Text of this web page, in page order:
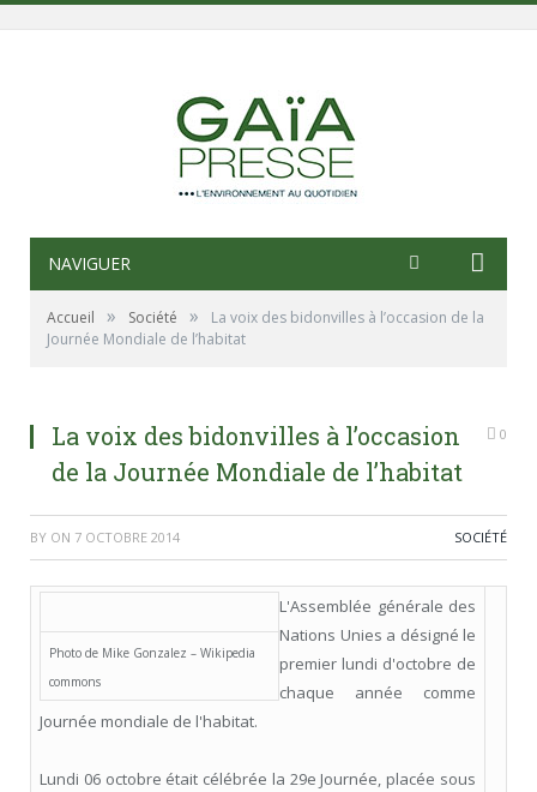
NAVIGUER
Accueil » Société »
La voix des bidonvilles à l’occasion de la
Journée Mondiale de l’habitat
La voix des bidonvilles à l’occasion
de la Journée Mondiale de l’habitat
0
BY ON 7 OCTOBRE 2014 SOCIÉTÉ
Photo de Mike Gonzalez – Wikipedia
commons
L'Assemblée générale des
Nations Unies a désigné le
premier lundi d'octobre de
chaque année comme
Journée mondiale de l'habitat.
Lundi 06 octobre était célébrée la 29e Journée, placée sous